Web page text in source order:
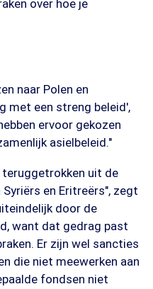
over hoe je
naar Polen en
met een streng beleid',
ervoor gekozen
asielbeleid."
teruggetrokken uit de
en Eritreërs", zegt
door de
want dat gedrag past
Er zijn wel sancties
die niet meewerken aan
fondsen niet